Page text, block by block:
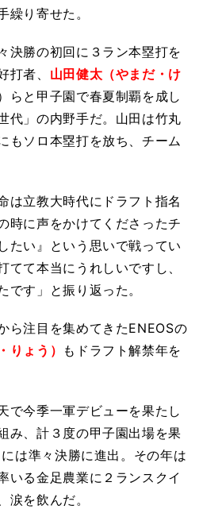
繰り寄せた。
決勝の初回に３ラン本塁打を
打者、 山田健太（やまだ・け
らと甲子園で春夏制覇を成し
代」の内野手だ。山田は竹丸
もソロ本塁打を放ち、チーム
は立教大時代にドラフト指名
時に声をかけてくださったチ
たい』という思いで戦ってい
てて本当にうれしいですし、
です」と振り返った。
ら注目を集めてきたENEOSの
りょう） もドラフト解禁年を
で今季一軍デビューを果たし
み、計３度の甲子園出場を果
は準々決勝に進出。その年は
いる金足農業に２ランスクイ
涙を飲んだ。